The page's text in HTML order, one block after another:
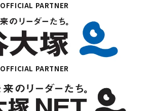
OFFICIAL PARTNER
OFFICIAL PARTNER